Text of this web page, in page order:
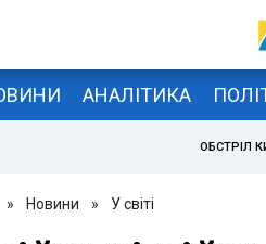
АНАЛІТИКА
ОБСТРІЛ
» Новини » У світі